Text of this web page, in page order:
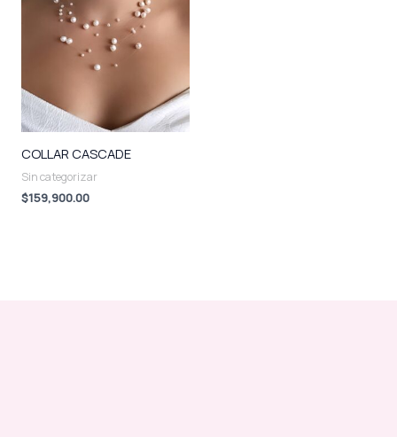
COLLAR CASCADE
Sin categorizar
$159,900.00